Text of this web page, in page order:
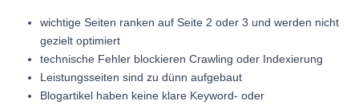
wichtige Seiten ranken auf Seite 2 oder 3 und werden nicht
gezielt optimiert
technische Fehler blockieren Crawling oder Indexierung
Leistungsseiten sind zu dünn aufgebaut
Blogartikel haben keine klare Keyword- oder